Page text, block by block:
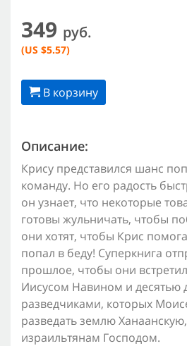
349 руб.
(US $5.57)
В корзину
Описание:
Крису представился шанс
команду. Но его радость
он узнает, что некоторые
готовы жульничать, чтобы
они хотят, чтобы Крис
попал в беду! Суперкнига
прошлое, чтобы они
Иисусом Навином и десятью
разведчиками, которых
разведать землю
израильтянам Господом.